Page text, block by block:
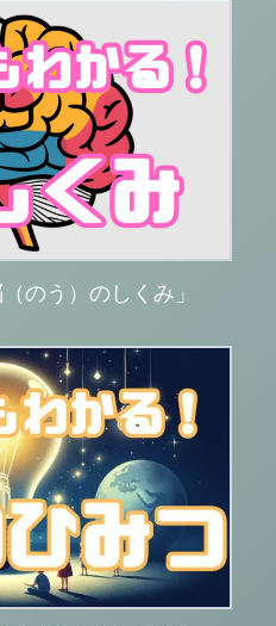
のう）のしくみ」